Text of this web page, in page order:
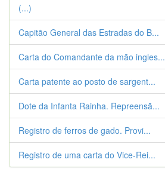
(...)
Capitão General das Estradas do B...
Carta do Comandante da mão ingles...
Carta patente ao posto de sargent...
Dote da Infanta Rainha. Repreensã...
Registro de ferros de gado. Provi...
Registro de uma carta do Vice-Rei...